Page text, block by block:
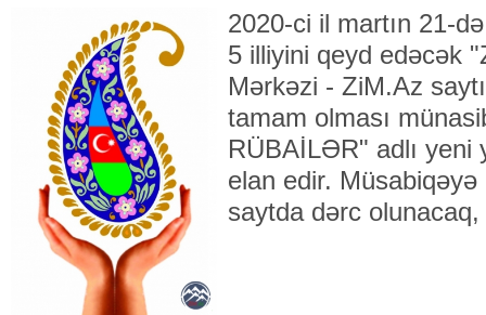
2020-ci il martın 21-
5 illiyini qeyd edəcək
Mərkəzi - ZiM.Az
tamam olması
RÜBAİLƏR" adlı yeni
elan edir.
saytda dərc